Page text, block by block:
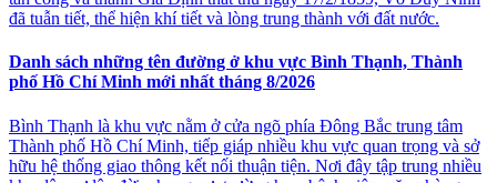
đã tuẫn tiết, thể hiện khí tiết và lòng trung thành với đất nước.
Danh sách những tên đường ở khu vực Bình Thạnh, Thành
phố Hồ Chí Minh mới nhất tháng 8/2026
Bình Thạnh là khu vực nằm ở cửa ngõ phía Đông Bắc trung tâm
Thành phố Hồ Chí Minh, tiếp giáp nhiều khu vực quan trọng và sở
hữu hệ thống giao thông kết nối thuận tiện. Nơi đây tập trung nhiều